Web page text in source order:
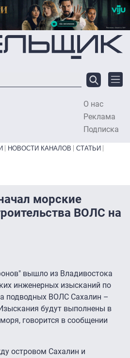
О нас
Реклама
Подписка
НОВОСТИ КАНАЛОВ
СТАТЬИ
морские
ВОЛС на
вышло из Владивостока
инженерных изысканий по
подводных ВОЛС Сахалин –
будут выполнены в
говорится в сообщении
островом Сахалин и